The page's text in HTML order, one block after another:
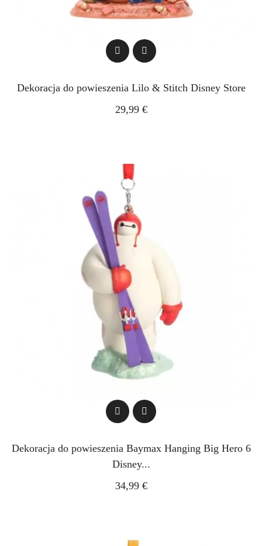
Dekoracja do powieszenia Lilo & Stitch Disney Store
29,99 €
Dekoracja do powieszenia Baymax Hanging Big Hero 6
Disney...
34,99 €